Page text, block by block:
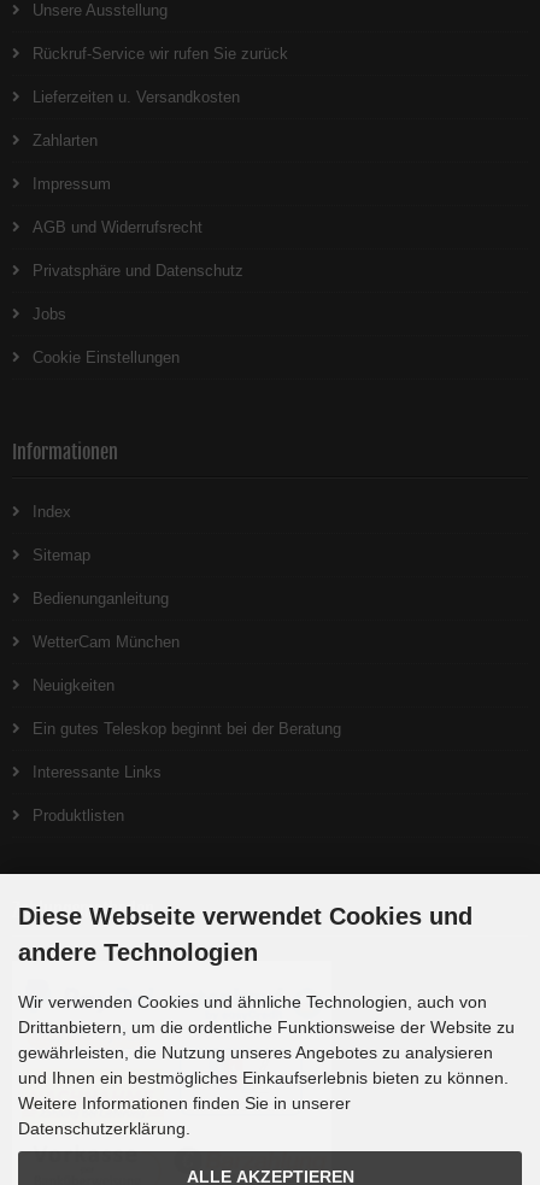
Unsere Ausstellung
Rückruf-Service wir rufen Sie zurück
Lieferzeiten u. Versandkosten
Zahlarten
Impressum
AGB und Widerrufsrecht
Privatsphäre und Datenschutz
Jobs
Cookie Einstellungen
Informationen
Index
Sitemap
Bedienunganleitung
WetterCam München
Neuigkeiten
Ein gutes Teleskop beginnt bei der Beratung
Interessante Links
Produktlisten
Zahlungsmethoden
Diese Webseite verwendet Cookies und
andere Technologien
Wir verwenden Cookies und ähnliche Technologien, auch von
Drittanbietern, um die ordentliche Funktionsweise der Website zu
gewährleisten, die Nutzung unseres Angebotes zu analysieren
und Ihnen ein bestmögliches Einkaufserlebnis bieten zu können.
Weitere Informationen finden Sie in unserer
Datenschutzerklärung.
ALLE AKZEPTIEREN